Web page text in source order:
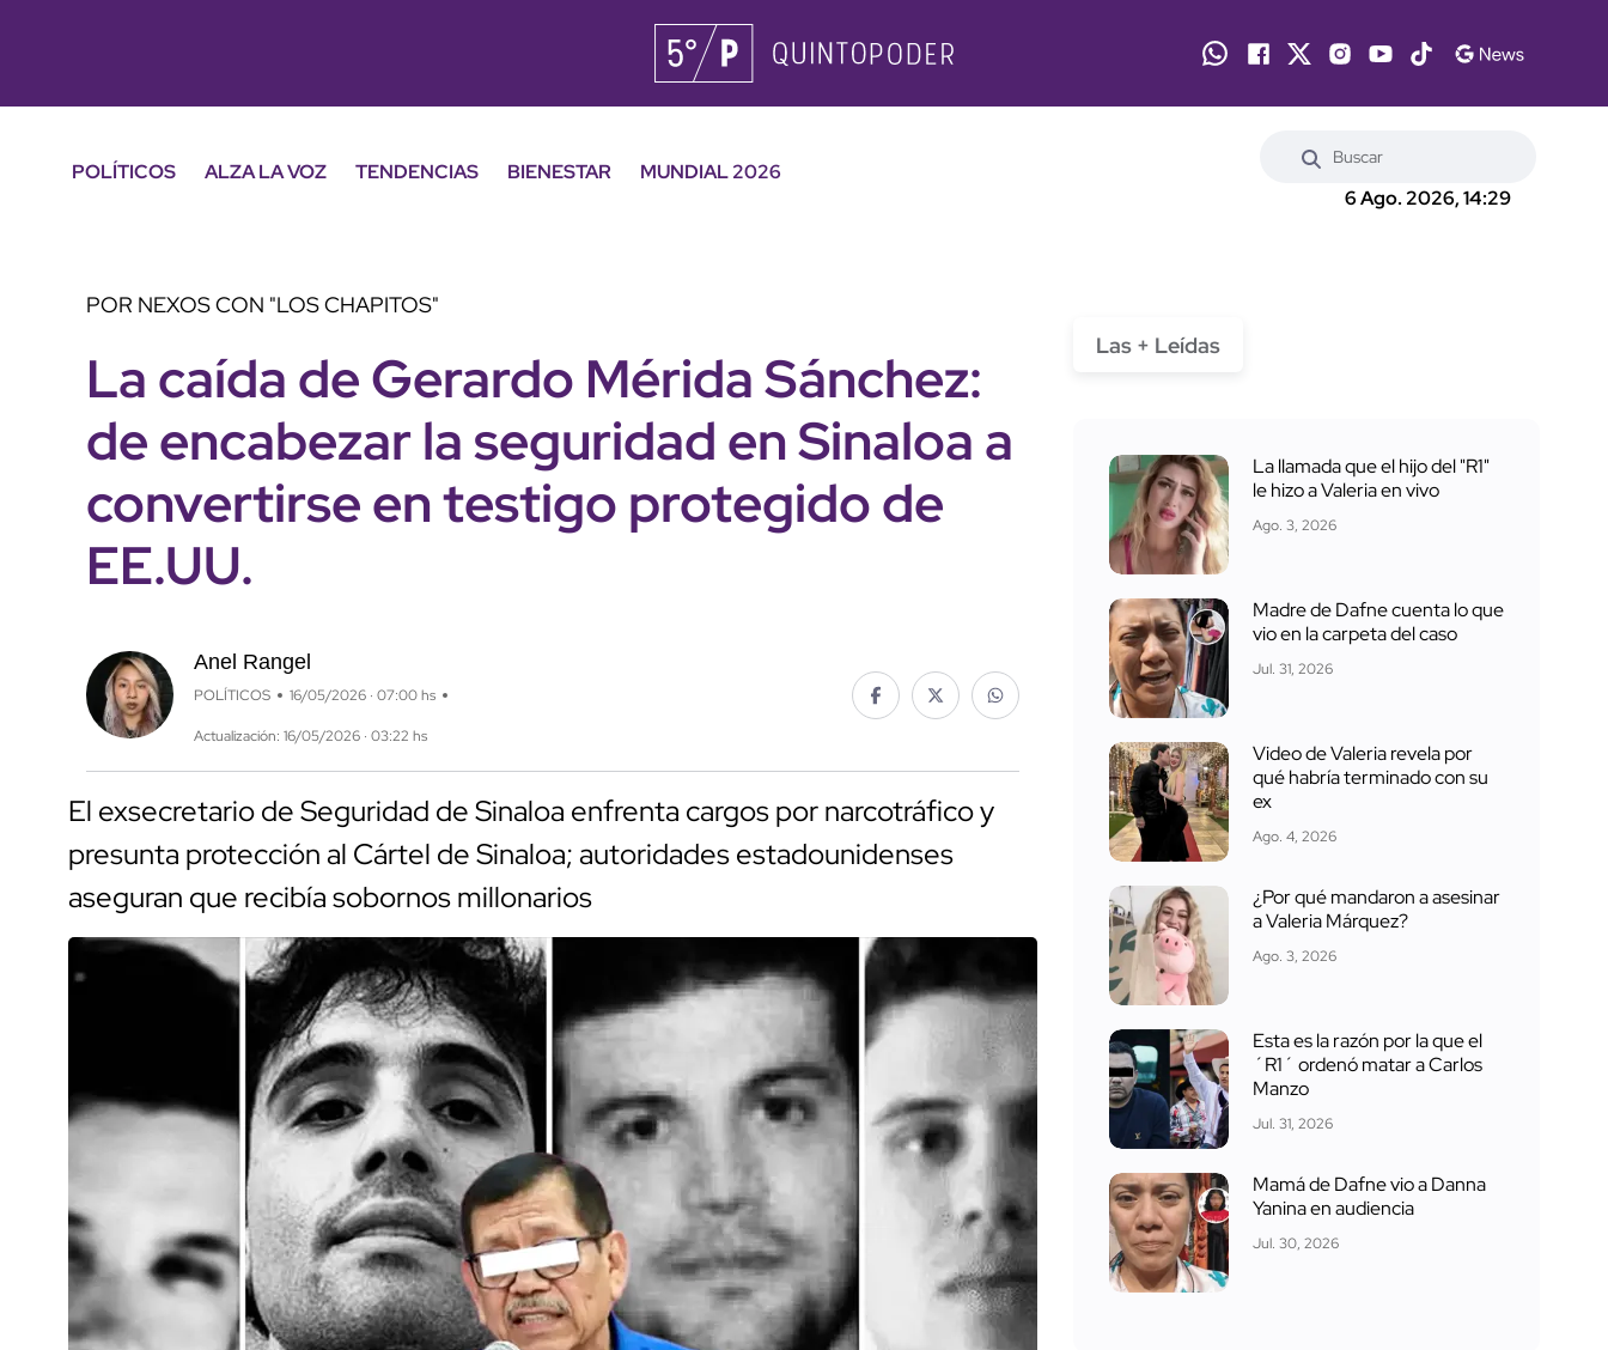
POLÍTICOS ALZA LA VOZ TENDENCIAS BIENESTAR
MUNDIAL 2026
6 Ago. 2026, 14:29
POR NEXOS CON "LOS CHAPITOS"
La caída de Gerardo Mérida Sánchez:
de encabezar la seguridad en Sinaloa a
convertirse en testigo protegido de
EE.UU.
Anel Rangel
POLÍTICOS 16/05/2026 · 07:00 hs
Actualización: 16/05/2026 · 03:22 hs
El exsecretario de Seguridad de Sinaloa enfrenta cargos por narcotráfico y
presunta protección al Cártel de Sinaloa; autoridades estadounidenses
aseguran que recibía sobornos millonarios
Las + Leídas
La llamada que el hijo del "R1"
le hizo a Valeria en vivo
Ago. 3, 2026
Madre de Dafne cuenta lo que
vio en la carpeta del caso
Jul. 31, 2026
Video de Valeria revela por
qué habría terminado con su
ex
Ago. 4, 2026
¿Por qué mandaron a asesinar
a Valeria Márquez?
Ago. 3, 2026
Esta es la razón por la que el
´R1´ ordenó matar a Carlos
Manzo
Jul. 31, 2026
Mamá de Dafne vio a Danna
Yanina en audiencia
Jul. 30, 2026